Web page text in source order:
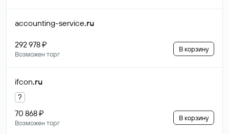
accounting-service.ru
292 978 ₽
Возможен торг
В корзину
ifcon.ru
?
70 868 ₽
Возможен торг
В корзину